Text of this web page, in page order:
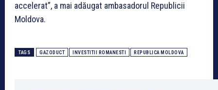
accelerat”, a mai adăugat ambasadorul Republicii
Moldova.
TAGS GAZODUCT INVESTITII ROMANESTI REPUBLICA MOLDOVA